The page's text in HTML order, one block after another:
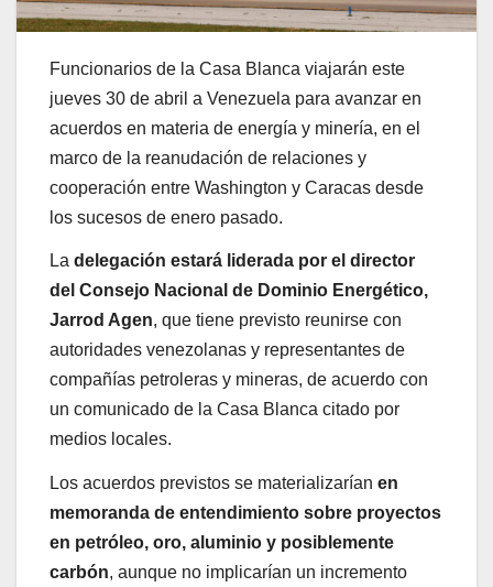
Funcionarios de la Casa Blanca viajarán este
jueves 30 de abril a Venezuela para avanzar en
acuerdos en materia de energía y minería, en el
marco de la reanudación de relaciones y
cooperación entre Washington y Caracas desde
los sucesos de enero pasado.
La delegación estará liderada por el director
del Consejo Nacional de Dominio Energético,
Jarrod Agen, que tiene previsto reunirse con
autoridades venezolanas y representantes de
compañías petroleras y mineras, de acuerdo con
un comunicado de la Casa Blanca citado por
medios locales.
Los acuerdos previstos se materializarían en
memoranda de entendimiento sobre proyectos
en petróleo, oro, aluminio y posiblemente
carbón, aunque no implicarían un incremento